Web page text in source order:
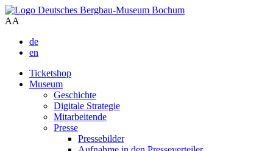
AA
de
en
Ticketshop
Museum
Geschichte
Digitale Strategie
Mitarbeitende
Presse
Pressebilder